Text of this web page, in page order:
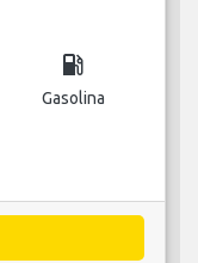
local_gas_station
Gasolina